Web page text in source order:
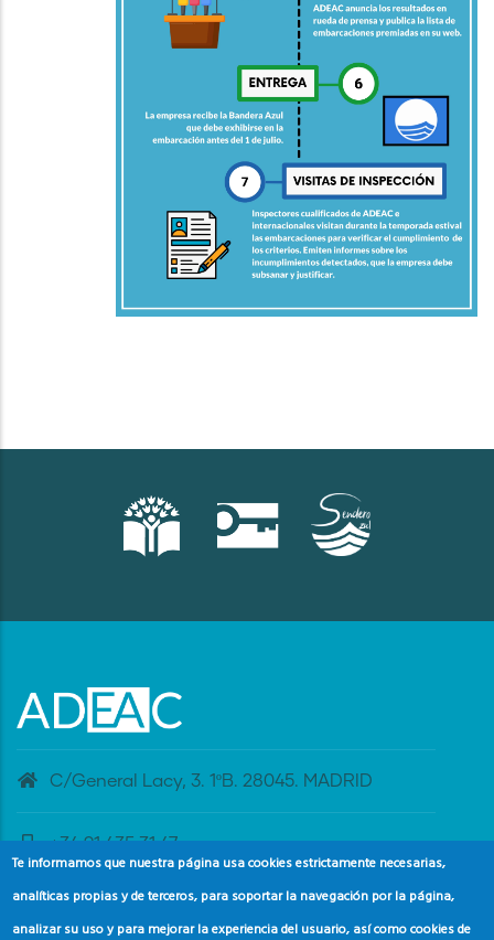
C/General Lacy, 3. 1ºB. 28045. MADRID
+34 91 435 31 47
banderaazul@adeac.es
Te informamos que nuestra página usa cookies estrictamente necesarias,
analíticas propias y de terceros, para soportar la navegación por la página,
analizar su uso y para mejorar la experiencia del usuario, así como cookies de